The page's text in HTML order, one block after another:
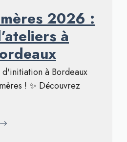
2026 :
à
à Bordeaux
! ✨ Découvrez